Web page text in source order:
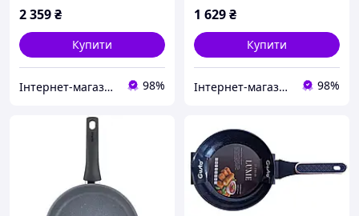
2 359₴
Купити
Інтернет-магазин Господиня 98%
1 629₴
Купити
Інтернет-магазин Господиня 98%